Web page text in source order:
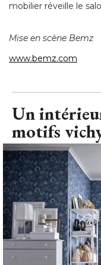
mobilier réveille le
Mise en scène Bemz
www.bemz.com
Un
motifs